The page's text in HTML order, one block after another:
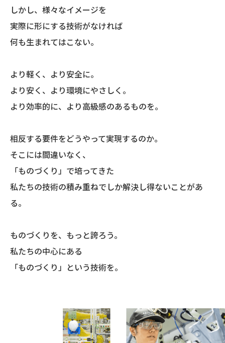
しかし、様々なイメージを
実際に形にする技術がなければ
何も生まれてはこない。
より軽く、より安全に。
より安く、より環境にやさしく。
より効率的に、より高級感のあるものを。
相反する要件をどうやって実現するのか。
そこには間違いなく、
「ものづくり」で培ってきた
私たちの技術の積み重ねでしか解決し得ないことがあ
る。
ものづくりを、もっと誇ろう。
私たちの中心にある
「ものづくり」という技術を。